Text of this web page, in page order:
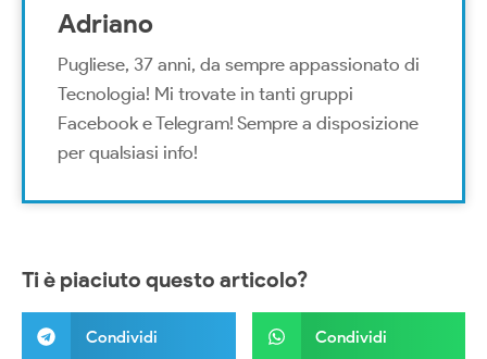
Adriano
Pugliese, 37 anni, da sempre appassionato di
Tecnologia! Mi trovate in tanti gruppi
Facebook e Telegram! Sempre a disposizione
per qualsiasi info!
Ti è piaciuto questo articolo?
Condividi Condividi